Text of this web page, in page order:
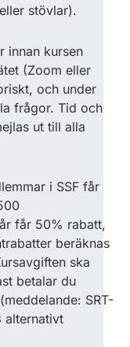
stövlar).
innan kursen
(Zoom eller
och under
frågor. Tid och
ut till alla
i SSF får
får 50% rabatt,
beräknas
ska
betalar du
SRT-
alternativt